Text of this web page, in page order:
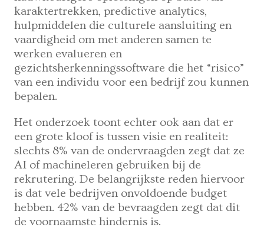
karaktertrekken, predictive analytics,
hulpmiddelen die culturele aansluiting en
vaardigheid om met anderen samen te
werken evalueren en
gezichtsherkenningssoftware die het “risico”
van een individu voor een bedrijf zou kunnen
bepalen.
Het onderzoek toont echter ook aan dat er
een grote kloof is tussen visie en realiteit:
slechts 8% van de ondervraagden zegt dat ze
AI of machineleren gebruiken bij de
rekrutering. De belangrijkste reden hiervoor
is dat vele bedrijven onvoldoende budget
hebben. 42% van de bevraagden zegt dat dit
de voornaamste hindernis is.